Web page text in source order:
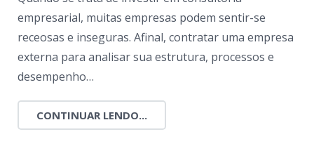
empresarial, muitas empresas podem sentir-se
receosas e inseguras. Afinal, contratar uma empresa
externa para analisar sua estrutura, processos e
desempenho…
CONTINUAR LENDO...